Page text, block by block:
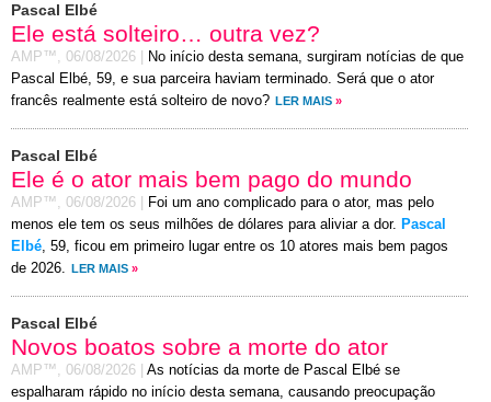
Pascal Elbé
Ele está solteiro… outra vez?
AMP™, 06/08/2026
No início desta semana, surgiram notícias de que
Pascal Elbé, 59, e sua parceira haviam terminado. Será que o ator
francês realmente está solteiro de novo? LER MAIS »
Pascal Elbé
Ele é o ator mais bem pago do mundo
AMP™, 06/08/2026
Foi um ano complicado para o ator, mas pelo
menos ele tem os seus milhões de dólares para aliviar a dor. Pascal
Elbé, 59, ficou em primeiro lugar entre os 10 atores mais bem pagos
de 2026.
LER MAIS »
Pascal Elbé
Novos boatos sobre a morte do ator
AMP™, 06/08/2026
As notícias da morte de Pascal Elbé se
espalharam rápido no início desta semana, causando preocupação